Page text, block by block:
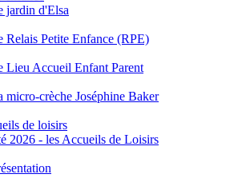
jardin d'Elsa
Relais Petite Enfance (RPE)
Lieu Accueil Enfant Parent
micro-crèche Joséphine Baker
de loisirs
2026 - les Accueils de Loisirs